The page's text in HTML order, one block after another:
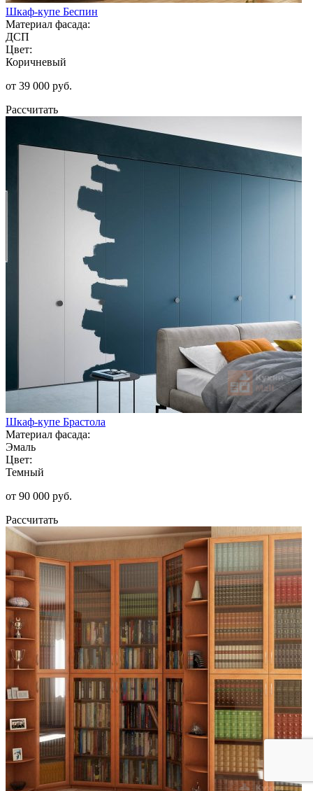
Шкаф-купе Беспин
Материал фасада:
ДСП
Цвет:
Коричневый
от 39 000 руб.
Рассчитать
Шкаф-купе Брастола
Материал фасада:
Эмаль
Цвет:
Темный
от 90 000 руб.
Рассчитать